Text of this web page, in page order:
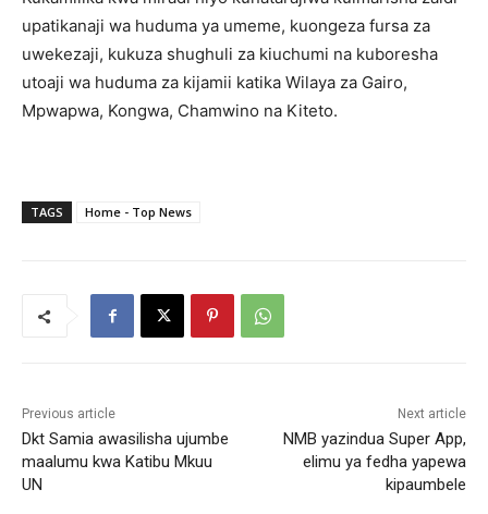
upatikanaji wa huduma ya umeme, kuongeza fursa za
uwekezaji, kukuza shughuli za kiuchumi na kuboresha
utoaji wa huduma za kijamii katika Wilaya za Gairo,
Mpwapwa, Kongwa, Chamwino na Kiteto.
TAGS Home - Top News
Previous article
Dkt Samia awasilisha ujumbe
maalumu kwa Katibu Mkuu
UN
Next article
NMB yazindua Super App,
elimu ya fedha yapewa
kipaumbele